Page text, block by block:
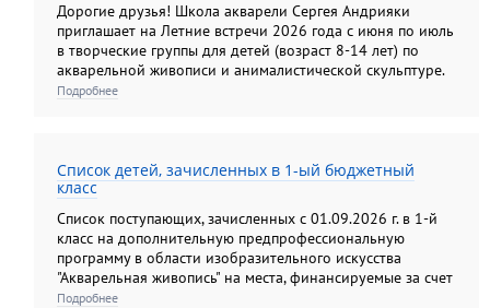
Дорогие друзья! Школа акварели Сергея Андрияки
приглашает на Летние встречи 2026 года с июня по июль
в творческие группы для детей (возраст 8-14 лет) по
акварельной живописи и анималистической скульптуре.
Подробнее
Список детей, зачисленных в 1-ый бюджетный
класс
Список поступающих, зачисленных с 01.09.2026 г. в 1-й
класс на дополнительную предпрофессиональную
программу в области изобразительного искусства
"Акварельная живопись" на места, финансируемые за счет
средств федерального бюджета.
Подробнее